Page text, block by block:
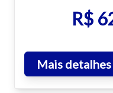
R$
Mais detalhes